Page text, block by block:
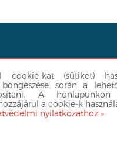
kat (sütiket)
során a
A
a cookie-k
nyilatkozathoz »
Adatvédelmi